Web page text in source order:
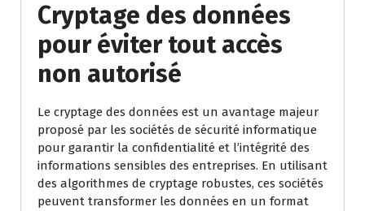
Cryptage des données
pour éviter tout accès
non autorisé
Le cryptage des données est un avantage majeur
proposé par les sociétés de sécurité informatique
pour garantir la confidentialité et l’intégrité des
informations sensibles des entreprises. En utilisant
des algorithmes de cryptage robustes, ces sociétés
peuvent transformer les données en un format